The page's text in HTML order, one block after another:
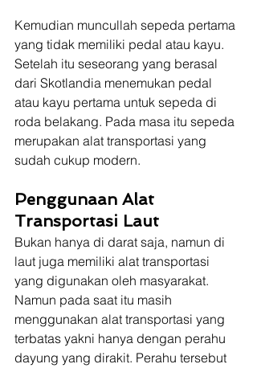
Kemudian muncullah sepeda pertama
yang tidak memiliki pedal atau kayu.
Setelah itu seseorang yang berasal
dari Skotlandia menemukan pedal
atau kayu pertama untuk sepeda di
roda belakang. Pada masa itu sepeda
merupakan alat transportasi yang
sudah cukup modern.
Penggunaan Alat
Transportasi Laut
Bukan hanya di darat saja, namun di
laut juga memiliki alat transportasi
yang digunakan oleh masyarakat.
Namun pada saat itu masih
menggunakan alat transportasi yang
terbatas yakni hanya dengan perahu
dayung yang dirakit. Perahu tersebut